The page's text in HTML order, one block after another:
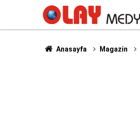
Anasayfa Magazin